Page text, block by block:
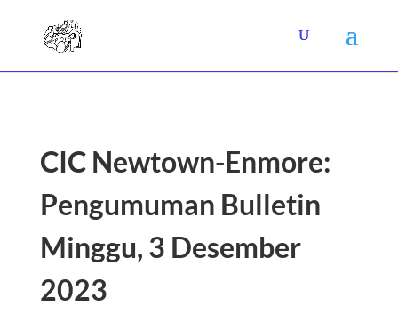
CIC Newtown-Enmore:
Pengumuman Bulletin
Minggu, 3 Desember
2023